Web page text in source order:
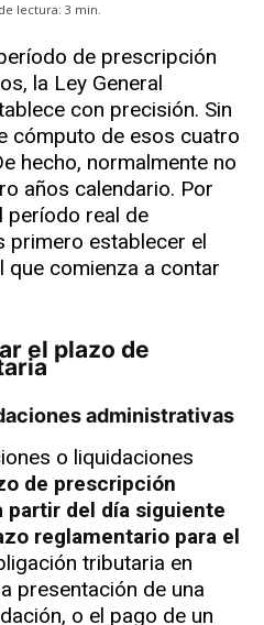
lectura: 3 min.
de prescripción
la Ley General
con precisión. Sin
cómputo de esos cuatro
hecho, normalmente no
años calendario. Por
período real de
primero establecer el
que comienza a contar
administrativas
o liquidaciones
de prescripción
partir del día siguiente
reglamentario para el
tributaria en
presentación de una
o el pago de un